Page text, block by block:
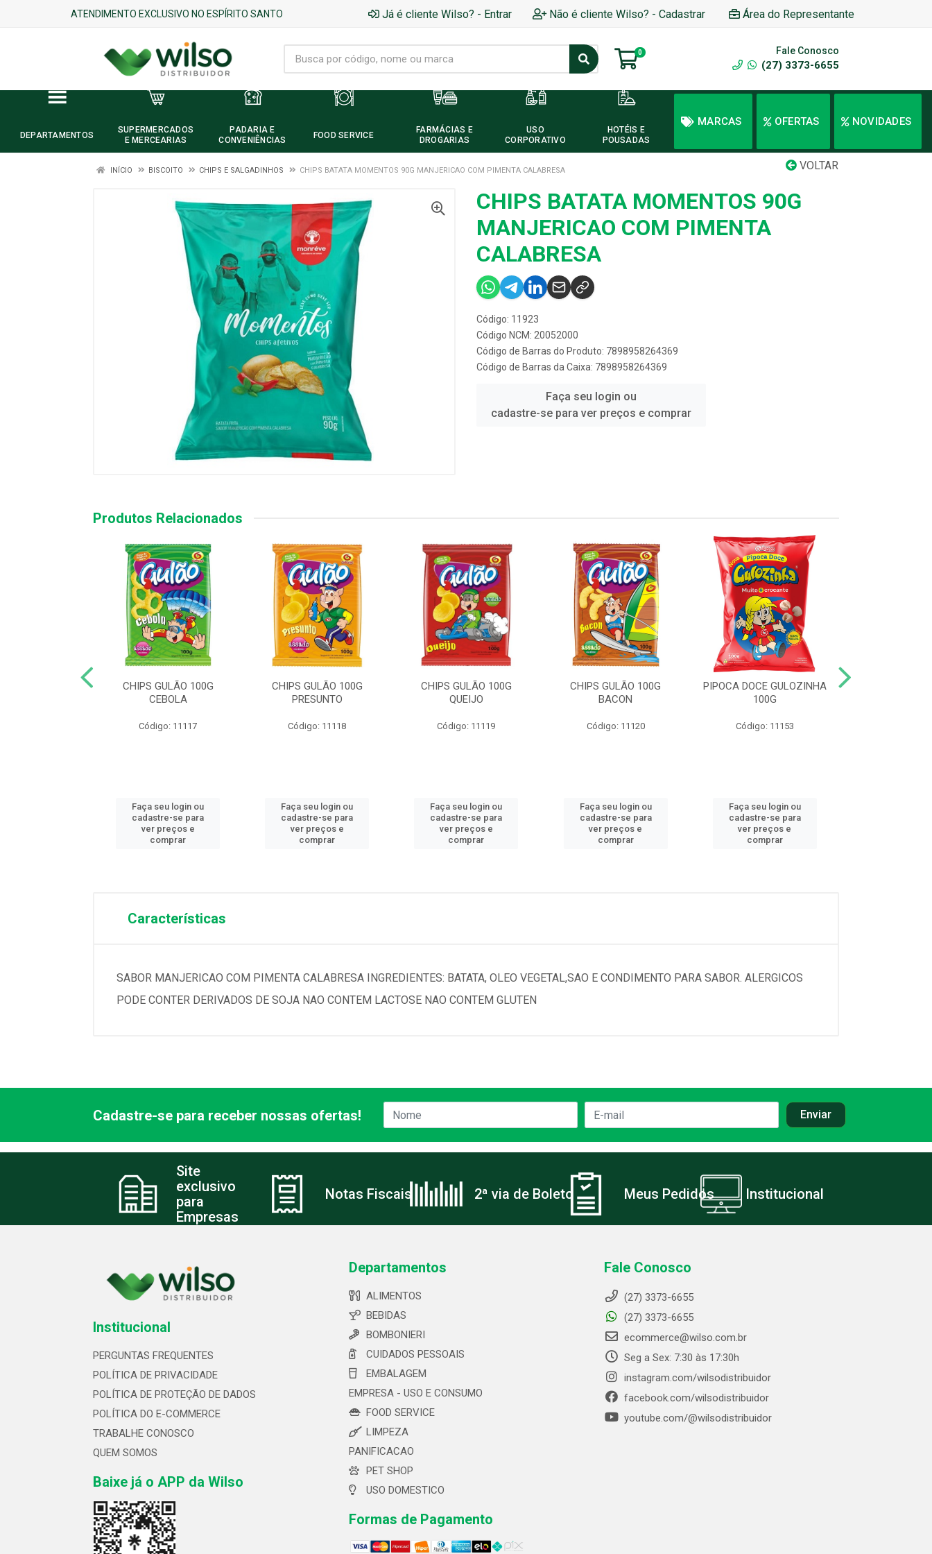
ATENDIMENTO EXCLUSIVO NO ESPÍRITO SANTO Já é cliente Wilso? - Entrar Não é cliente Wilso? - Cadastrar Área do Representante
0 Fale Conosco
(27) 3373-6655
DEPARTAMENTOS
SUPERMERCADOS
E MERCEARIAS
PADARIA E
CONVENIÊNCIAS
FOOD SERVICE
FARMÁCIAS E
DROGARIAS
USO
CORPORATIVO
HOTÉIS E
POUSADAS
MARCAS OFERTAS NOVIDADES
VOLTAR
INÍCIO BISCOITO CHIPS E SALGADINHOS CHIPS BATATA MOMENTOS 90G MANJERICAO COM PIMENTA CALABRESA
CHIPS BATATA MOMENTOS 90G
MANJERICAO COM PIMENTA
CALABRESA
Código: 11923
Código NCM: 20052000
Código de Barras do Produto: 7898958264369
Código de Barras da Caixa: 7898958264369
Faça seu login ou
cadastre-se para ver preços e comprar
Produtos Relacionados
CHIPS GULÃO 100G
CEBOLA
Código: 11117
Faça seu login ou
cadastre-se para
ver preços e
comprar
CHIPS GULÃO 100G
PRESUNTO
Código: 11118
Faça seu login ou
cadastre-se para
ver preços e
comprar
CHIPS GULÃO 100G
QUEIJO
Código: 11119
Faça seu login ou
cadastre-se para
ver preços e
comprar
CHIPS GULÃO 100G
BACON
Código: 11120
Faça seu login ou
cadastre-se para
ver preços e
comprar
PIPOCA DOCE GULOZINHA
100G
Código: 11153
Faça seu login ou
cadastre-se para
ver preços e
comprar
Características
SABOR MANJERICAO COM PIMENTA CALABRESA INGREDIENTES: BATATA, OLEO VEGETAL,SAO E CONDIMENTO PARA SABOR. ALERGICOS
PODE CONTER DERIVADOS DE SOJA NAO CONTEM LACTOSE NAO CONTEM GLUTEN
Cadastre-se para receber nossas ofertas!
Site
exclusivo
para
Empresas
Notas Fiscais 2ª via de Boleto Meus Pedidos Institucional
Institucional
PERGUNTAS FREQUENTES
POLÍTICA DE PRIVACIDADE
POLÍTICA DE PROTEÇÃO DE DADOS
POLÍTICA DO E-COMMERCE
TRABALHE CONOSCO
QUEM SOMOS
Baixe já o APP da Wilso
Departamentos
ALIMENTOS
BEBIDAS
BOMBONIERI
CUIDADOS PESSOAIS
EMBALAGEM
EMPRESA - USO E CONSUMO
FOOD SERVICE
LIMPEZA
PANIFICACAO
PET SHOP
USO DOMESTICO
Formas de Pagamento
Fale Conosco
(27) 3373-6655
(27) 3373-6655
ecommerce@wilso.com.br
Seg a Sex: 7:30 às 17:30h
instagram.com/wilsodistribuidor
facebook.com/wilsodistribuidor
youtube.com/@wilsodistribuidor